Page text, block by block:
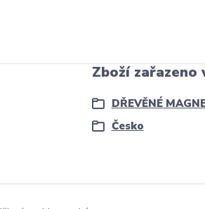
Zboží
DŘEVĚNÉ
Česko